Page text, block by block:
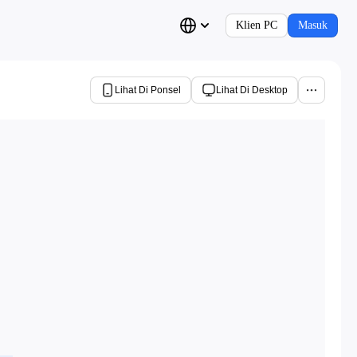
Klien PC Masuk
Lihat Di Ponsel Lihat Di Desktop